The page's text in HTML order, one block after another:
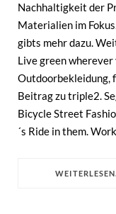
Nachhaltigkeit der
Materialien im
gibts mehr dazu.
Live green
Outdoorbekleidung,
Beitrag zu triple2.
Bicycle Street
´s Ride in them.